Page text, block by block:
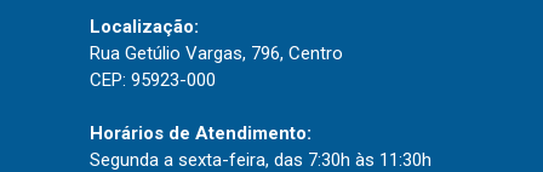
Publicações
Diário Oficial (Novo)
Recursos Humanos
Localização:
Rua Getúlio Vargas, 796, Centro
CEP: 95923-000
Horários de Atendimento:
Segunda a sexta-feira, das 7:30h às 11:30h